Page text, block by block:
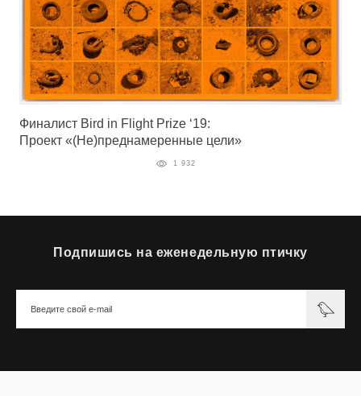
Финалист Bird in Flight Prize ‘19:
Проект «(Не)преднамеренные цели»
1 932
Подпишись на еженедельную птичку